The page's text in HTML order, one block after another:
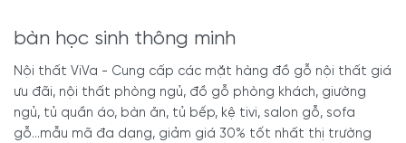
bàn học sinh thông minh
Nội thất ViVa - Cung cấp các mặt hàng đồ gỗ nội thất giá
ưu đãi, nội thất phòng ngủ, đồ gỗ phòng khách, giường
ngủ, tủ quần áo, bàn ăn, tủ bếp, kệ tivi, salon gỗ, sofa
gỗ...mẫu mã đa dạng, giảm giá 30% tốt nhất thị trường